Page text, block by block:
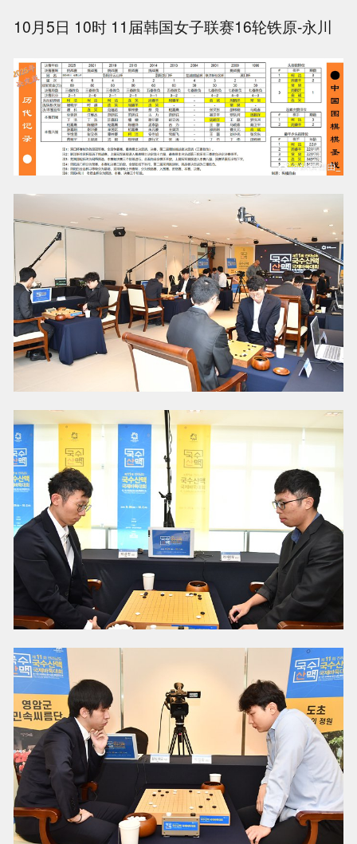
10月5日 10时 11届韩国女子联赛16轮铁原-永川